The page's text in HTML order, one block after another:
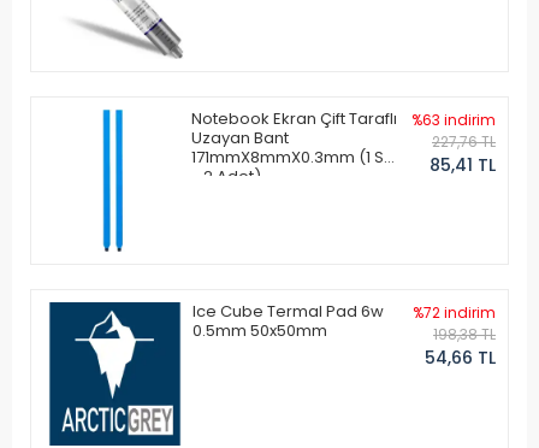
Notebook Ekran Çift Taraflı
Uzayan Bant
171mmX8mmX0.3mm (1 Set
- 2 Adet)
%63 indirim
227,76 TL
85,41 TL
Ice Cube Termal Pad 6w
0.5mm 50x50mm
%72 indirim
198,38 TL
54,66 TL